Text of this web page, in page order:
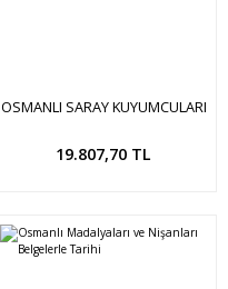
OSMANLI SARAY KUYUMCULARI
19.807,70 TL
Sepete Ekle